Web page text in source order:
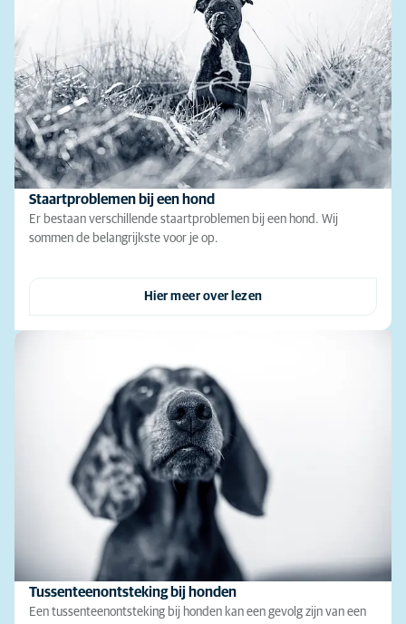
Staartproblemen bij een hond
Er bestaan verschillende staartproblemen bij een hond. Wij
sommen de belangrijkste voor je op.
Hier meer over lezen
Tussenteenontsteking bij honden
Een tussenteenontsteking bij honden kan een gevolg zijn van een